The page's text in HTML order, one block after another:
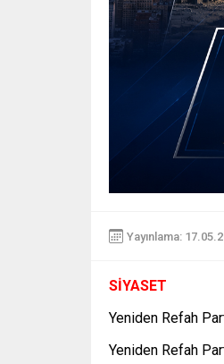
Yayınlama:
SİYASET
Yeniden Refah
Yeniden Refah